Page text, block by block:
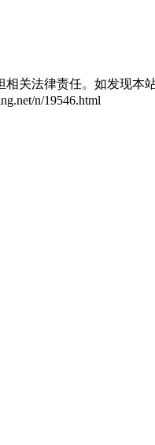
关法律责任。如发现本
n/19546.html